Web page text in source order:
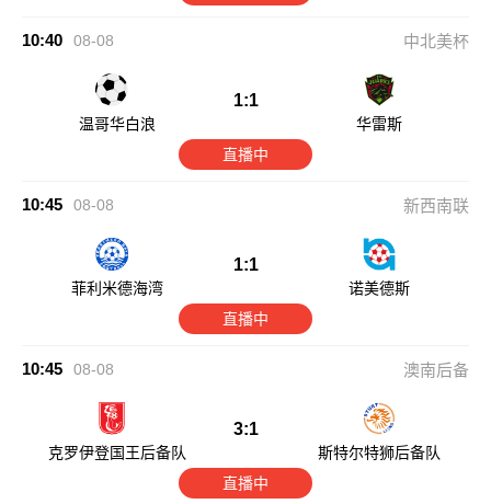
10:40 08-08 中北美杯
温哥华白浪
1:1
华雷斯
直播中
10:45 08-08 新西南联
菲利米德海湾
1:1
诺美德斯
直播中
10:45 08-08 澳南后备
克罗伊登国王后备队
3:1
斯特尔特狮后备队
直播中